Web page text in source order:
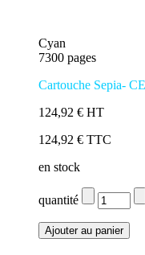
Cyan
7300 pages
Cartouche Sepia-
124,92 € HT
124,92 € TTC
en stock
quantité